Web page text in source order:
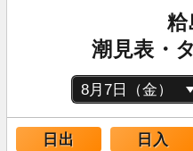
粭
潮見表・
日出 日入